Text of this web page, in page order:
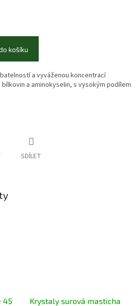
košíku
a vyváženou koncentrací
a aminokyselin, s vysokým podílem
SDÍLET
45
Krystaly surová masticha